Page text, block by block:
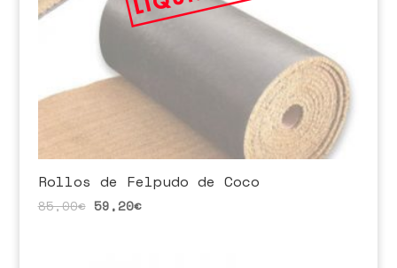
Rollos de Felpudo de Coco
85,00€ 59,20€